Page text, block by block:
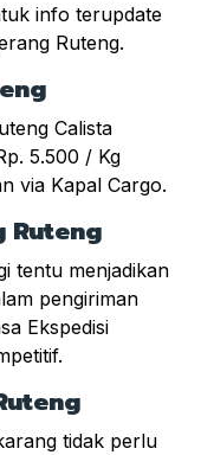
info terupdate
Ruteng.
Calista
5.500 / Kg
via Kapal Cargo.
Ruteng
tentu menjadikan
pengiriman
Ekspedisi
tidak perlu